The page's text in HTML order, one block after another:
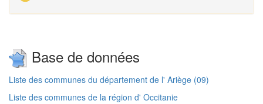
Base de données
Liste des communes du département de l' Ariège (09)
Liste des communes de la région d' Occitanie